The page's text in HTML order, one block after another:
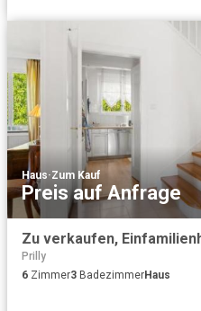
Haus·Zum Kauf
Preis auf Anfrage
Prilly
6 Zimmer3 BadezimmerHaus